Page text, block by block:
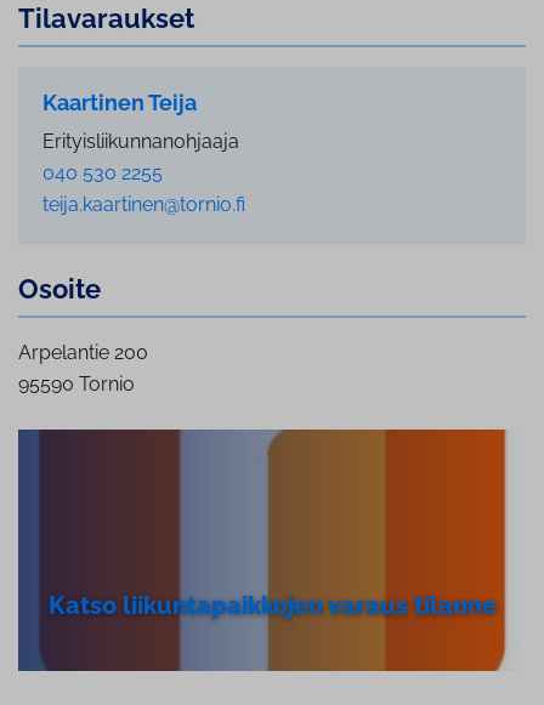
Ti­la­va­rauk­set
Kaartinen Teija
Erityisliikunnanohjaaja
040 530 2255
teija.kaartinen@tornio.fi
Osoite
Arpelantie 200
95590 Tornio
Katso lii­kun­ta­paik­ko­jen varaus tilanne